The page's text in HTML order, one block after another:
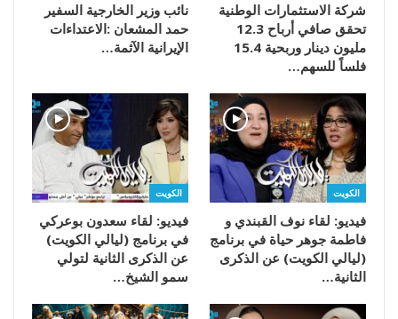
شركة الاستثمارات الوطنية
تحقق صافي أرباح 12.3
مليون دينار وربحية 15.4
فلساً للسهم…
‬الإيرانية‭ ‬الآثمة‭…
الكويت
فيديو: لقاء نوف القبندي و
فاطمة جوهر حياة في برنامج
(ليالي الكويت) عن الذكرى
الثانية…
الكويت
فيديو: لقاء سعدون بوعركي
في برنامج (ليالي الكويت)
عن الذكرى الثانية لتولي
سمو الشيخ…